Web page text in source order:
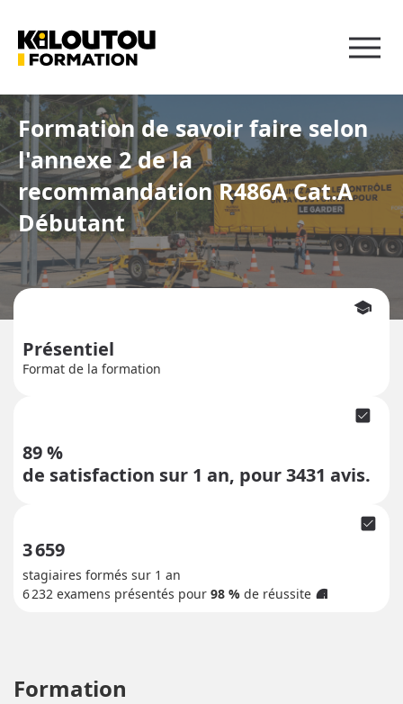
Formation de savoir faire selon
l'annexe 2 de la
recommandation R486A Cat.A
Débutant
Présentiel
Format de la formation
school
89 %
de satisfaction sur 1 an, pour3431 avis.
check_box
check_box
3 659
stagiaires formés sur 1 an
6 232 examens présentés pour 98 % de réussite info
Formation